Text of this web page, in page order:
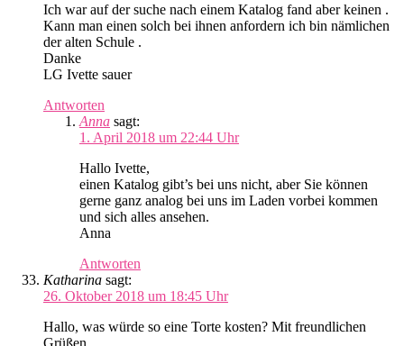
Ich war auf der suche nach einem Katalog fand aber keinen .
Kann man einen solch bei ihnen anfordern ich bin nämlichen
der alten Schule .
Danke
LG Ivette sauer
Antworten
Anna sagt:
1. April 2018 um 22:44 Uhr
Hallo Ivette,
einen Katalog gibt’s bei uns nicht, aber Sie können
gerne ganz analog bei uns im Laden vorbei kommen
und sich alles ansehen.
Anna
Antworten
Katharina sagt:
26. Oktober 2018 um 18:45 Uhr
Hallo, was würde so eine Torte kosten? Mit freundlichen
Grüßen